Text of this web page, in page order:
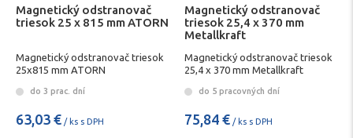
Magnetický odstranovač
triesok 25 x 815 mm ATORN
Magnetický odstranovač triesok
25x815 mm ATORN
do 3 prac. dní
63,03 € / ks s DPH
Magnetický odstranovač
triesok 25,4 x 370 mm
Metallkraft
Magnetický odstranovač triesok
25,4 x 370 mm Metallkraft
do 5 pracovných dní
75,84 € / ks s DPH